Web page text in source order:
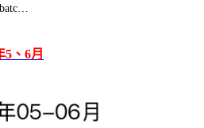
、6月